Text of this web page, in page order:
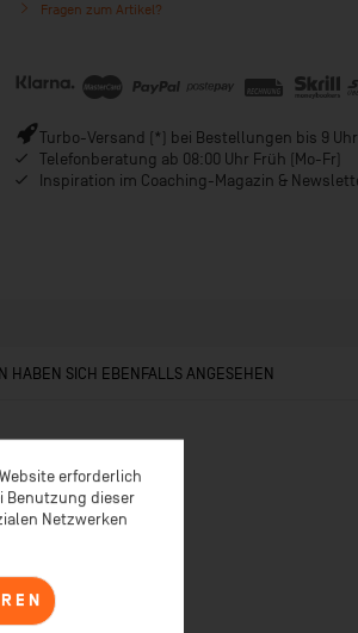
Fragen zum Artikel?
Turbo-Versand (*) bei Bestellungen bis 9 Uhr
Telefonberatung ab 08:00 Uhr Früh (Mo-Fr)
Inspiration im Coaching-Magazin &
HABEN SICH EBENFALLS ANGESEHEN
erforderlich
Benutzung dieser
Netzwerken